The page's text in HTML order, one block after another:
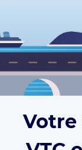
Votre